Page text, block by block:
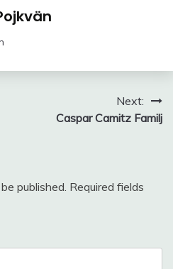
Next:
Caspar Camitz Familj
published. Required fields